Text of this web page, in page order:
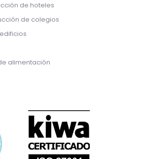
de hoteles
de colegios
alimentación